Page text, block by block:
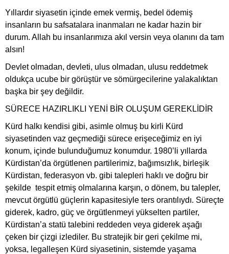
Yıllardır siyasetin içinde emek vermiş, bedel ödemiş
insanların bu safsatalara inanmaları ne kadar hazin bir
durum. Allah bu insanlarımıza akıl versin veya olanını da tam
alsın!
Devlet olmadan, devleti, ulus olmadan, ulusu reddetmek
oldukça ucube bir görüştür ve sömürgecilerine yalakalıktan
başka bir şey değildir.
SÜRECE HAZIRLIKLI YENİ BİR OLUŞUM GEREKLİDİR
Kürd halkı kendisi gibi, asimle olmuş bu kirli Kürd
siyasetinden vaz geçmediği sürece erişeceğimiz en iyi
konum, içinde bulunduğumuz konumdur. 1980’li yıllarda
Kürdistan’da örgütlenen partilerimiz, bağımsızlık, birleşik
Kürdistan, federasyon vb. gibi talepleri haklı ve doğru bir
şekilde tespit etmiş olmalarına karşın, o dönem, bu talepler,
mevcut örgütlü güçlerin kapasitesiyle ters orantılıydı. Süreçte
giderek, kadro, güç ve örgütlenmeyi yükselten partiler,
Kürdistan’a statü talebini reddeden veya giderek aşağı
çeken bir çizgi izlediler. Bu stratejik bir geri çekilme mi,
yoksa, legalleşen Kürd siyasetinin, sistemde yaşama